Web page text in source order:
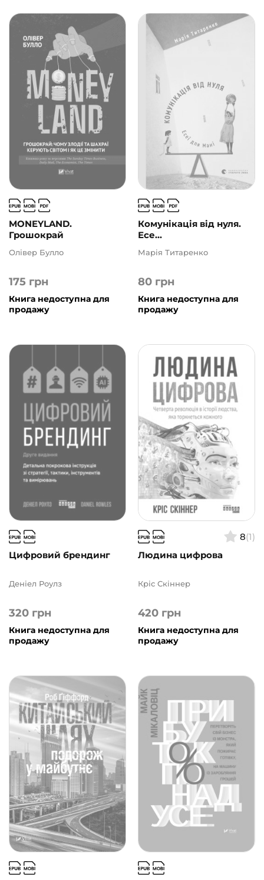
MONEYLAND.
Грошокрай
175 грн
Олівер Булло
Книга недоступна для
продажу
Комунікація від нуля.
Есе...
80 грн
Марія Титаренко
Книга недоступна для
продажу
Цифровий брендинг
320 грн
Деніел Роулз
Книга недоступна для
продажу
8(1)
Людина цифрова
420 грн
Кріс Скіннер
Книга недоступна для
продажу